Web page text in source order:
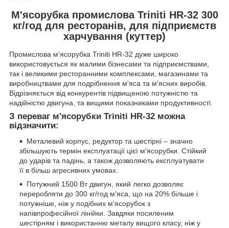
М'ясорубка промислова Triniti HR-32 300
кг/год для ресторанів, для підприємств
харчування (куттер)
Промислова м'ясорубка Triniti HR-32 дуже широко
використовується як малими бізнесами та підприємствами,
так і великими ресторанними комплексами, магазинами та
виробництвами для подрібнення м'яса та м'ясних виробів.
Відрізняється від конкурентів підвищеною потужністю та
надійністю двигуна, та вищими показниками продуктивності.
З переваг м'ясорубки Triniti HR-32 можна
відзначити:
Металевий корпус, редуктор та шестірні – значно
збільшують термін експлуатації цієї м'ясорубки. Стійкий
до ударів та падінь, а також дозволяють експлуатувати
її в більш агресивних умовах.
Потужний 1500 Вт двигун, який легко дозволяє
переробляти до 300 кг/год м'яса, що на 20% більше і
потужніше, ніж у подібних м'ясорубок з
напівпрофесійної лінійки. Завдяки посиленим
шестірням і використанню металу вищого класу, ніж у